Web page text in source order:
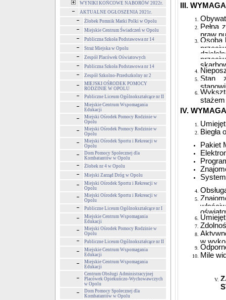
WYNIKI KOŃCOWE NABORÓW 2022r.
AKTUALNE OGŁOSZENIA 2021r.
Żłobek Pomnik Matki Polki w Opolu
Miejskie Centrum Świadczeń w Opolu
Publiczna Szkoła Podstawowa nr 14
Straż Miejska w Opolu
Zespół Placówek Oświatowych
Publiczna Szkoła Podstawowa nr 14
Zespół Szkolno-Przedszkolny nr 2
MIEJSKI OŚRODEK POMOCY
RODZINIE W OPOLU
Publiczne Liceum Ogólnokształcące nr II
Miejskie Centrum Wspomagania
Edukacji
Miejski Ośrodek Pomocy Rodzinie w
Opolu
Miejski Ośrodek Pomocy Rodzinie w
Opolu
Miejski Ośrodek Sportu i Rekreacji w
Opolu
Dom Pomocy Społecznej dla
Kombatantów w Opolu
Żłobek nr 4 w Opolu
Miejski Zarząd Dróg w Opolu
Miejski Ośrodek Sportu i Rekreacji w
Opolu
Miejski Ośrodek Sportu i Rekreacji w
Opolu
Publiczne Liceum Ogólnokształcące nr I
Miejskie Centrum Wspomagania
Edukacji
Miejski Ośrodek Pomocy Rodzinie w
Opolu
Publiczne Liceum Ogólnokształcące nr II
Miejskie Centrum Wspomagania
Edukacji
Miejskie Centrum Wspomagania
Edukacji
Centrum Obsługi Administracyjnej
Placówek Opiekuńczo-Wychowawczych
w Opolu
Dom Pomocy Społecznej dla
Kombatantów w Opolu
III.
Pełna
praw
Osoba
Stan
stażem
IV.
Biegła
Pakiet
w
Mile